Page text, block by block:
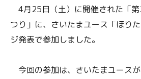
4月25日（土）に開催された「
つり」に、さいたまユース「ほり
ジ発表で参加しました。
今回の参加は、さいたまユース